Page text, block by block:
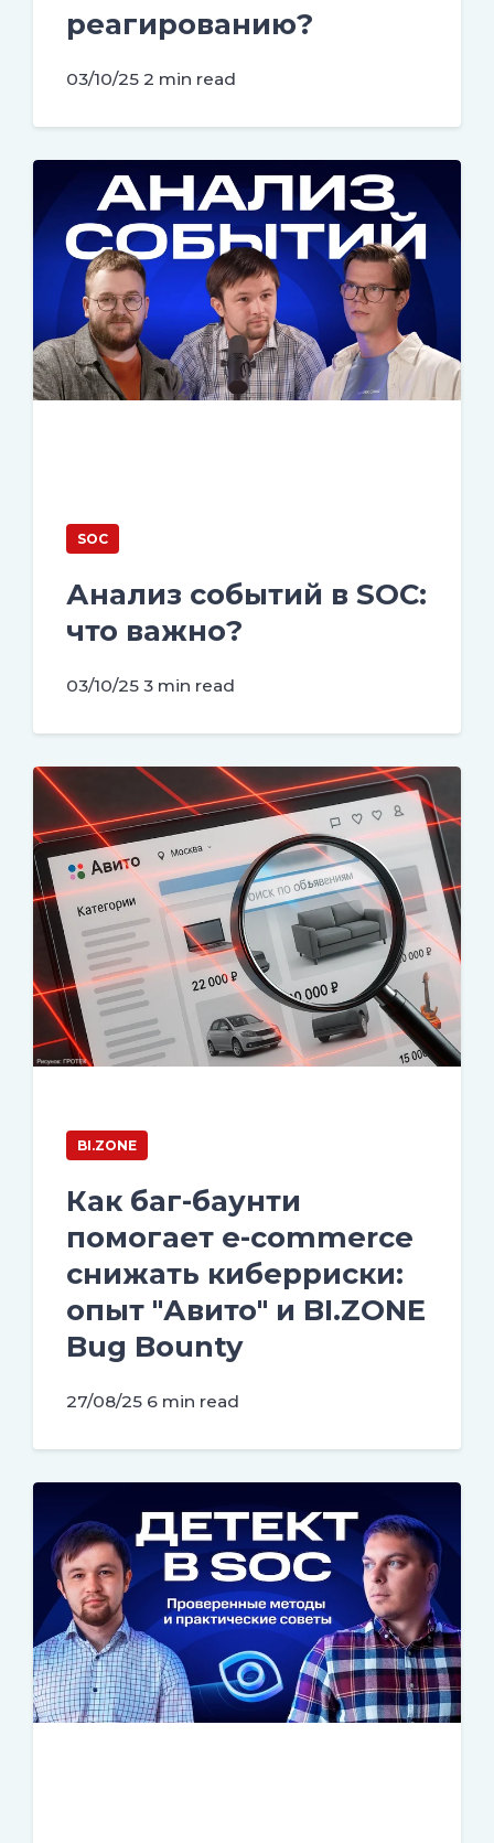
реагированию?
03/10/25 2 min read
SOC
Анализ событий в SOC:
что важно?
03/10/25 3 min read
BI.ZONE
Как баг-баунти
помогает e-commerce
снижать киберриски:
опыт "Авито" и BI.ZONE
Bug Bounty
27/08/25 6 min read